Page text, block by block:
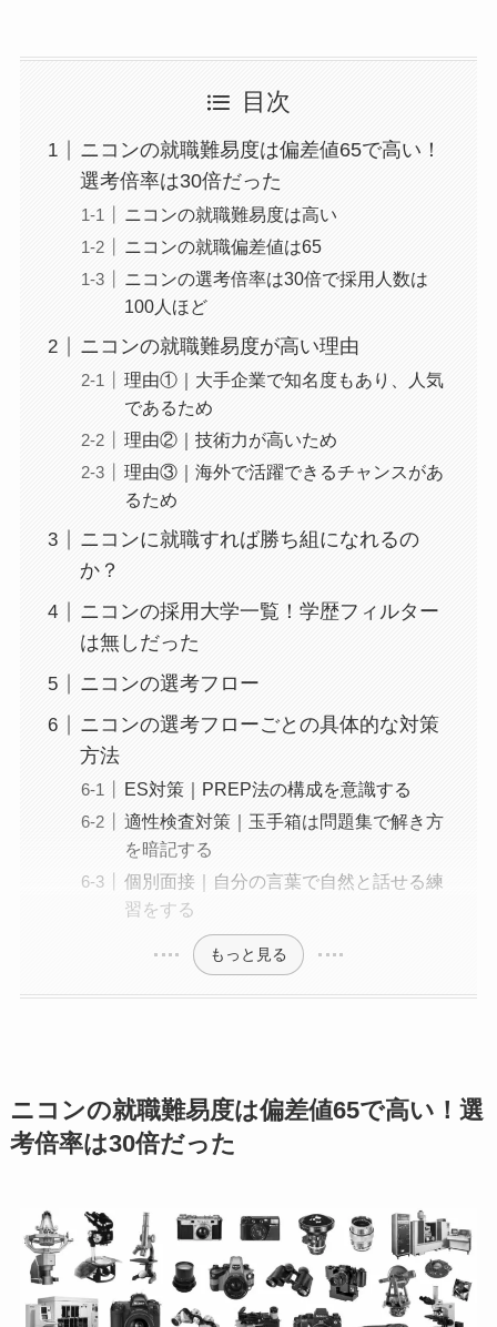
目次
ニコンの就職難易度は偏差値65で高い！
選考倍率は30倍だった
ニコンの就職難易度は高い
ニコンの就職偏差値は65
ニコンの選考倍率は30倍で採用人数は
100人ほど
ニコンの就職難易度が高い理由
理由①｜大手企業で知名度もあり、人気
であるため
理由②｜技術力が高いため
理由③｜海外で活躍できるチャンスがあ
るため
ニコンに就職すれば勝ち組になれるの
か？
ニコンの採用大学一覧！学歴フィルター
は無しだった
ニコンの選考フロー
ニコンの選考フローごとの具体的な対策
方法
ES対策｜PREP法の構成を意識する
適性検査対策｜玉手箱は問題集で解き方
を暗記する
個別面接｜自分の言葉で自然と話せる練
習をする
もっと見る
ニコンの就職難易度は偏差値65で高い！選
考倍率は30倍だった